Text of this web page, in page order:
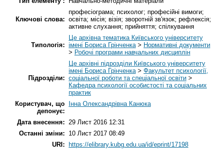
Ключові слова:
професіограма; психолог; професійні вимоги;
освіта; місія; візія; зворотній зв'язок; рефлексія;
активне слухання; прийняття; спілкування
Типологія:
Це архівна тематика Київського університету
імені Бориса Грінченка> Нормативні документи
> Робочі програми навчальних дисциплін
Підрозділи:
Це архівні підрозділи Київського університету
імені Бориса Грінченка> Факультет психології,
соціальної роботи та спеціальної освіти >
Кафедра психології особистості та соціальних
практик
Користувач, що
депонує:
Інна Олександрівна Канюка
Дата внесення: 29 Лист 2016 12:31
Останні зміни:
10 Лист 2017 08:49
URI:
https://elibrary.kubg.edu.ua/id/eprint/17198